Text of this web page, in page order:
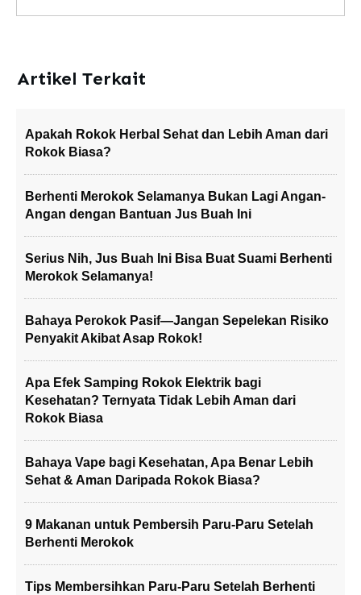
Artikel Terkait
Apakah Rokok Herbal Sehat dan Lebih Aman dari
Rokok Biasa?
Berhenti Merokok Selamanya Bukan Lagi Angan-
Angan dengan Bantuan Jus Buah Ini
Serius Nih, Jus Buah Ini Bisa Buat Suami Berhenti
Merokok Selamanya!
Bahaya Perokok Pasif—Jangan Sepelekan Risiko
Penyakit Akibat Asap Rokok!
Apa Efek Samping Rokok Elektrik bagi
Kesehatan? Ternyata Tidak Lebih Aman dari
Rokok Biasa
Bahaya Vape bagi Kesehatan, Apa Benar Lebih
Sehat & Aman Daripada Rokok Biasa?
9 Makanan untuk Pembersih Paru-Paru Setelah
Berhenti Merokok
Tips Membersihkan Paru-Paru Setelah Berhenti